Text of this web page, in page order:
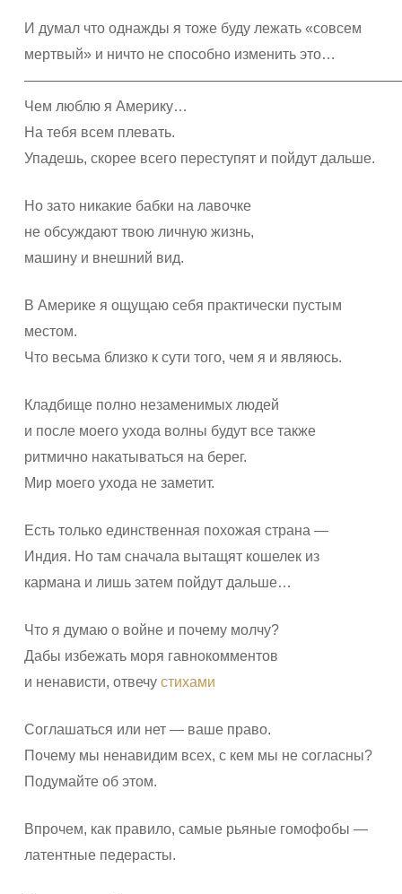
И думал что однажды я тоже буду лежать «совсем
мертвый» и ничто не способно изменить это…
Чем люблю я Америку…
На тебя всем плевать.
Упадешь, скорее всего переступят и пойдут дальше.
Но зато никакие бабки на лавочке
не обсуждают твою личную жизнь,
машину и внешний вид.
В Америке я ощущаю себя практически пустым
местом.
Что весьма близко к сути того, чем я и являюсь.
Кладбище полно незаменимых людей
и после моего ухода волны будут все также
ритмично накатываться на берег.
Мир моего ухода не заметит.
Есть только единственная похожая страна —
Индия. Но там сначала вытащят кошелек из
кармана и лишь затем пойдут дальше…
Что я думаю о войне и почему молчу?
Дабы избежать моря гавнокомментов
и ненависти, отвечу стихами
Соглашаться или нет — ваше право.
Почему мы ненавидим всех, с кем мы не согласны?
Подумайте об этом.
Впрочем, как правило, самые рьяные гомофобы —
латентные педерасты.